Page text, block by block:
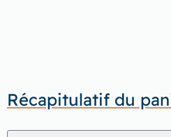
Récapitulatif du